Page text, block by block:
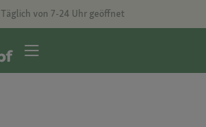
Täglich von 7-24 Uhr geöffnet